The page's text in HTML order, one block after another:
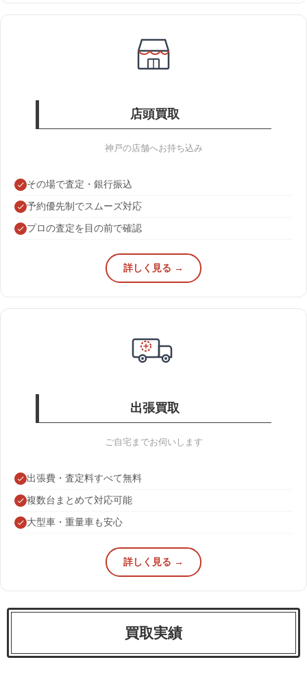
店頭買取
神戸の店舗へお持ち込み
その場で査定・銀行振込
予約優先制でスムーズ対応
プロの査定を目の前で確認
詳しく見る →
出張買取
ご自宅までお伺いします
出張費・査定料すべて無料
複数台まとめて対応可能
大型車・重量車も安心
詳しく見る →
買取実績